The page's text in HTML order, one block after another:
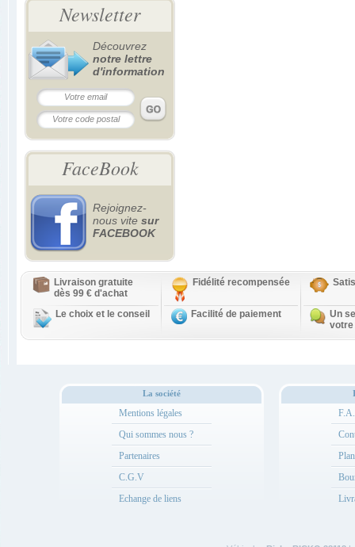
Newsletter
Découvrez
notre lettre
d'information
FaceBook
Rejoignez-
nous vite sur
FACEBOOK
Livraison gratuite
dès 99 € d'achat
Fidélité recompensée
Le choix et le conseil Facilité de paiement
Un
votre
La société
Mentions légales
Qui sommes nous ?
Partenaires
C.G.V
Echange de liens